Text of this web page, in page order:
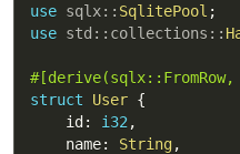
use sqlx:: SqlitePool ;
use std :: collections ::
struct
User {
    id
: i32 ,
    name
: String,